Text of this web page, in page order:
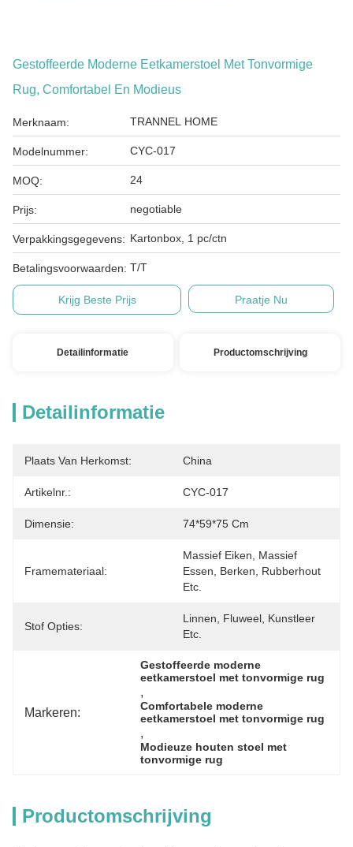
Gestoffeerde Moderne Eetkamerstoel Met Tonvormige
Rug, Comfortabel En Modieus
Merknaam: TRANNEL HOME
Modelnummer: CYC-017
MOQ: 24
Prijs: negotiable
Verpakkingsgegevens: Kartonbox, 1 pc/ctn
Betalingsvoorwaarden: T/T
Krijg Beste Prijs Praatje Nu
Detailinformatie Productomschrijving
Detailinformatie
Plaats Van Herkomst: China
Artikelnr.: CYC-017
Dimensie: 74*59*75 Cm
Framemateriaal:
Massief Eiken, Massief
Essen, Berken, Rubberhout
Etc.
Stof Opties:
Linnen, Fluweel, Kunstleer
Etc.
Markeren:
Gestoffeerde moderne
eetkamerstoel met tonvormige rug
,
Comfortabele moderne
eetkamerstoel met tonvormige rug
,
Modieuze houten stoel met
tonvormige rug
Productomschrijving